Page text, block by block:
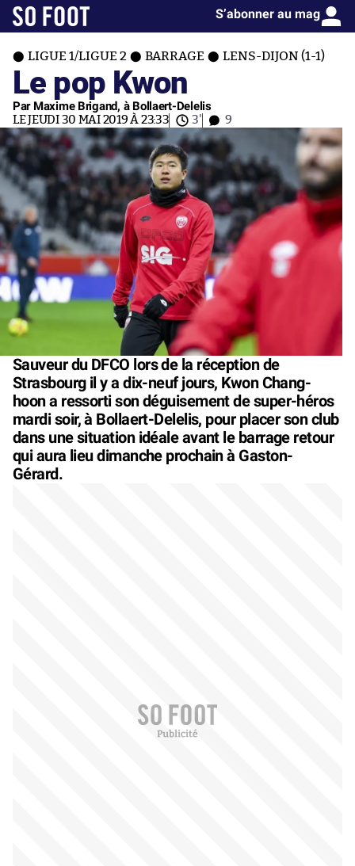
S’abonner au mag
LIGUE 1/LIGUE 2 BARRAGE LENS-DIJON (1-1)
Le pop Kwon
Par Maxime Brigand, à Bollaert-Delelis
LE JEUDI 30 MAI 2019 À 23:33 3' 9
Sauveur du DFCO lors de la réception de
Strasbourg il y a dix-neuf jours, Kwon Chang-
hoon a ressorti son déguisement de super-héros
mardi soir, à Bollaert-Delelis, pour placer son club
dans une situation idéale avant le barrage retour
qui aura lieu dimanche prochain à Gaston-
Gérard.